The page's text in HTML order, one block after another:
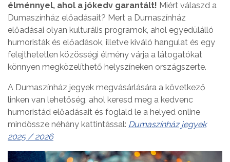
élménnyel, ahol a jókedv garantált! Miért válaszd a
Dumaszínház előadásait? Mert a Dumaszínház
előadásai olyan kulturális programok, ahol egyedülálló
humoristák és előadások, illetve kiváló hangulat és egy
felejthetetlen közösségi élmény várja a látogatókat
könnyen megközelíthető helyszíneken országszerte.
A Dumaszínház jegyek megvásárlására a következő
linken van lehetőség, ahol keresd meg a kedvenc
humoristád előadásait és foglald le a helyed online
mindössze néhány kattintással: Dumaszínház jegyek
2025 / 2026